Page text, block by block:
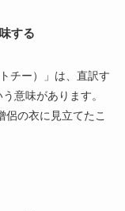
する
チー）」は、直訳す
意味があります。
侶の衣に見立てたこ